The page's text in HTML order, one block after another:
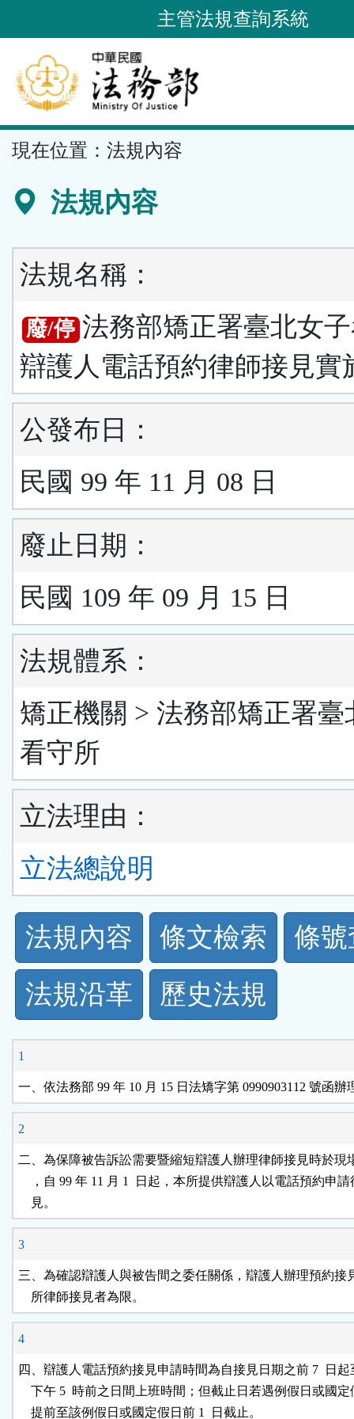
到
要
內
容
區
主管法規查詢系統
現在位置： 法規內容
法規內容
法規名稱：
廢/停 法務部矯正署臺北女
辯護人電話預約律師接見實
公發布日：
民國 99 年 11 月 08 日
廢止日期：
民國 109 年 09 月 15 日
法規體系：
矯正機關 > 法務部矯正署臺
看守所
立法理由：
立法總說明
法
規
功
能
按
鈕
區
法規內容 條文檢索
條
法規沿革
歷史法規
1
一、依法務部 99 年 10 月 15 日法矯字第 0990903112 號函辦
2
二、為保障被告訴訟需要暨縮短辯護人辦理律師接見時於現
，自 99 年 11 月 1  日起，本所提供辯護人以電話預約申
    見。
3
三、為確認辯護人與被告間之委任關係，辯護人辦理預約接
    所律師接見者為限。
4
四、辯護人電話預約接見申請時間為自接見日期之前 7  日起
下午 5  時前之日間上班時間；但截止日若遇例假日或國
    提前至該例假日或國定假日前 1  日截止。